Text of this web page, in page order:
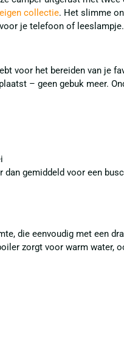
collectie. Het slimme
je telefoon of leeslampje.
voor het bereiden van je
– geen gebuk meer.
gemiddeld voor een
die eenvoudig met een
zorgt voor warm water,